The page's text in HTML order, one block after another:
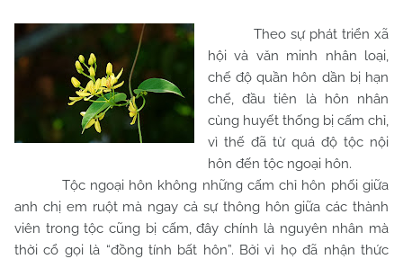
Theo sự phát triển xã
hội và văn minh nhân loại,
chế độ quần hôn dần bị hạn
chế, đầu tiên là hôn nhân
cùng huyết thống bị cấm chỉ,
vì thế đã từ quá độ tộc nội
hôn đến tộc ngoại hôn.
Tộc ngoại hôn không những cấm chỉ hôn phối giữa
anh chị em ruột mà ngay cả sự thông hôn giữa các thành
viên trong tộc cũng bị cấm, đây chính là nguyên nhân mà
thời cổ gọi là “đồng tính bất hôn”. Bởi vì họ đã nhận thức